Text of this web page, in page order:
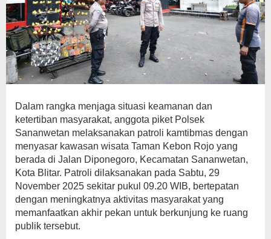
Dalam rangka menjaga situasi keamanan dan
ketertiban masyarakat, anggota piket Polsek
Sananwetan melaksanakan patroli kamtibmas dengan
menyasar kawasan wisata Taman Kebon Rojo yang
berada di Jalan Diponegoro, Kecamatan Sananwetan,
Kota Blitar. Patroli dilaksanakan pada Sabtu, 29
November 2025 sekitar pukul 09.20 WIB, bertepatan
dengan meningkatnya aktivitas masyarakat yang
memanfaatkan akhir pekan untuk berkunjung ke ruang
publik tersebut.